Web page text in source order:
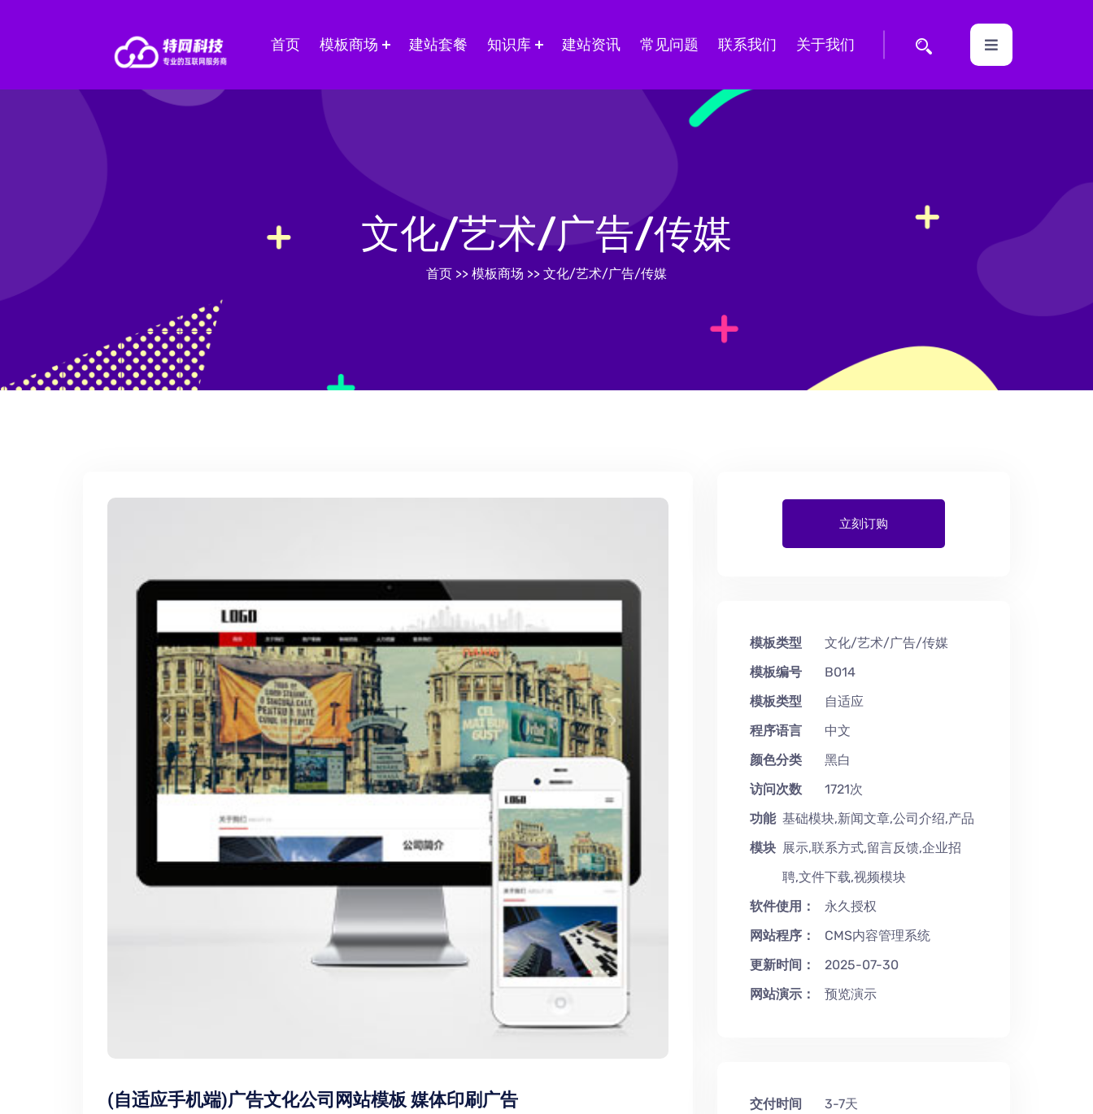
首页 模板商场 建站套餐 知识库 建站资讯 常见问题 联系我们 关于我们
文化/艺术/广告/传媒
首页 >> 模板商场 >> 文化/艺术/广告/传媒
(自适应手机端)广告文化公司网站模板 媒体印刷广告
立刻订购
模板类型
文化/艺术/广告/传媒
模板编号
B014
模板类型
自适应
程序语言
中文
颜色分类
黑白
访问次数
1721次
功能
模块
基础模块,新闻文章,公司介绍,产品
展示,联系方式,留言反馈,企业招
聘,文件下载,视频模块
软件使用：
永久授权
网站程序：
CMS内容管理系统
更新时间：
2025-07-30
网站演示：
预览演示
交付时间
3-7天